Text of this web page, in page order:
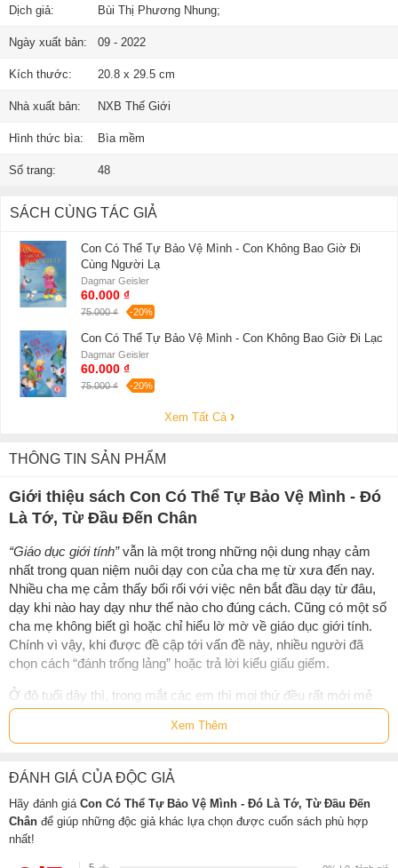
Dịch giả: Bùi Thị Phương Nhung;
Ngày xuất bản: 09 - 2022
Kích thước: 20.8 x 29.5 cm
Nhà xuất bản: NXB Thế Giới
Hình thức bìa: Bìa mềm
Số trang: 48
SÁCH CÙNG TÁC GIẢ
Con Có Thể Tự Bảo Vệ Mình - Con Không Bao Giờ Đi
Cùng Người Lạ
Dagmar Geisler
60.000 ₫
75.000 ₫ -20%
Con Có Thể Tự Bảo Vệ Mình - Con Không Bao Giờ Đi Lạc
Dagmar Geisler
60.000 ₫
75.000 ₫ -20%
Xem Tất Cả
THÔNG TIN SẢN PHẨM
Giới thiệu sách Con Có Thể Tự Bảo Vệ Mình - Đó
Là Tớ, Từ Đầu Đến Chân
“Giáo dục giới tính”vẫn là một trong những nội dung nhạy cảm
nhất trong quan niệm nuôi dạy con của cha mẹ từ xưa đến nay.
Nhiều cha mẹ cảm thấy bối rối với việc nên bắt đầu dạy từ đâu,
dạy khi nào hay dạy như thế nào cho đúng cách. Cũng có một số
cha mẹ không biết gì hoặc chỉ hiểu lờ mờ về giáo dục giới tính.
Chính vì vậy, khi được đề cập tới vấn đề này, nhiều người đã
chọn cách “đánh trống lảng” hoặc trả lời kiểu giấu giếm.
Ở độ tuổi dậy thì, trong mắt các em thì mọi thứ đều rất mới mẻ
và khác lạ. Chúng tò mò về mọi thứ: ngoại hình, tình dục, sức
khỏe sinh sản hay chuyện tình cảm. Khi không được giải đáp
mày mò tìm hiểu. Phần lớn, các em thường tự tìm hiểu thông tin
kiến thức qua các nguồn không chính thống: web sex, băng đen,
truyện sex, tạp chí sex... điều này ẩn chứa nhiều nguy hại có thể
làm sai lệch nhận thức của trẻ.
Xem Thêm
ĐÁNH GIÁ CỦA ĐỘC GIẢ
Hãy đánh giá Con Có Thể Tự Bảo Vệ Mình - Đó Là Tớ, Từ Đầu Đến
Chân để giúp những độc giả khác lựa chọn được cuốn sách phù hợp
nhất!